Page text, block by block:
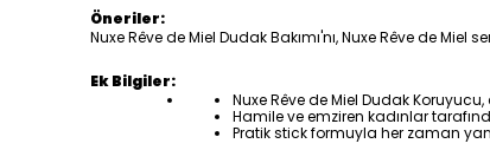
Öneriler:
Nuxe Rêve de Miel Dudak Bakımı'nı, Nuxe Rêve de
Ek Bilgiler:
Nuxe Rêve de Miel Dudak
Hamile ve emziren kadınlar
Pratik stick formuyla her zaman